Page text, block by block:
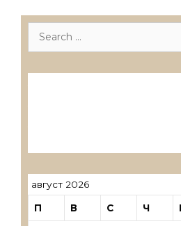
Search
август 2026
П В С Ч